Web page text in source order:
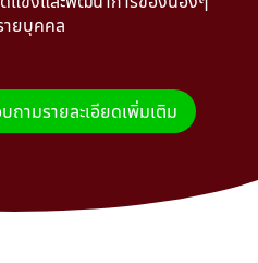
ายบุคคล
ถามรายละเอียดเพิ่มเติม